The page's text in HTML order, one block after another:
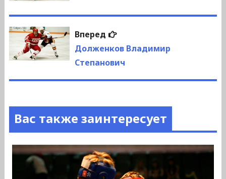
записям
Вперед
Следующая
запись:
Долженков Владимир
Степанович
Вас также заинтересует